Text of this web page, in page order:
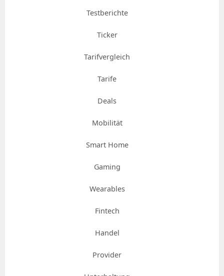
Testberichte
Ticker
Tarifvergleich
Tarife
Deals
Mobilität
Smart Home
Gaming
Wearables
Fintech
Handel
Provider